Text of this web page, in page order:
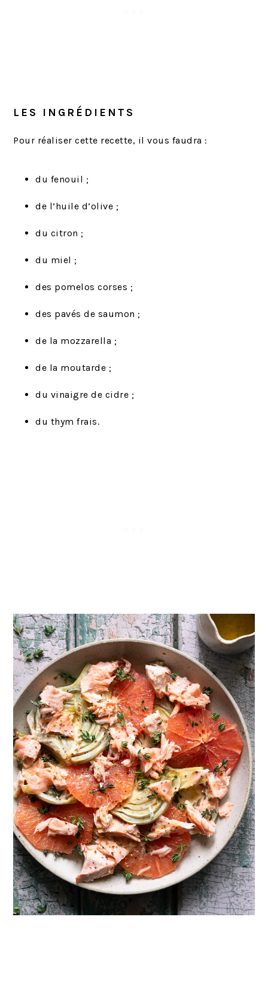
LES INGRÉDIENTS
Pour réaliser cette recette, il vous faudra :
du fenouil ;
de l’huile d’olive ;
du citron ;
du miel ;
des pomelos corses ;
des pavés de saumon ;
de la mozzarella ;
de la moutarde ;
du vinaigre de cidre ;
du thym frais.